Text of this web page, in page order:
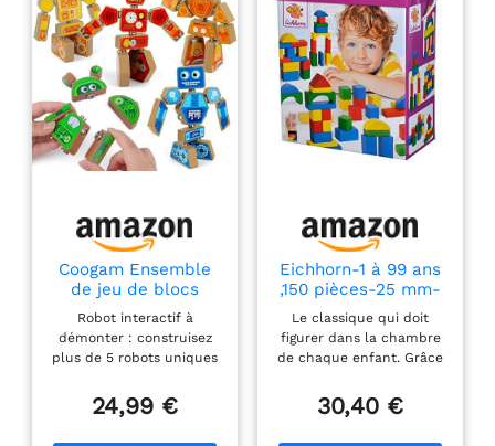
Coogam Ensemble
de jeu de blocs
robots à démonter,
jouet de
construction STEM
en bois, construction
d'apprentissage
Robot interactif à
démonter : construisez
plus de 5 robots uniques
bois encliquetables Les
enfants âgés de 3 à 5 ans
24,99 €
Eichhorn-1 à 99 ans
,150 pièces-25 mm-
100% FSC-en Bois
de Hêtre-avec
Cordon-Fabriqué en
Allemagne,
Exclusivité sur
Le classique qui doit
figurer dans la chambre
de chaque enfant. Grâce
couleurs, les sens des
petits sont stimulés de
30,40 €